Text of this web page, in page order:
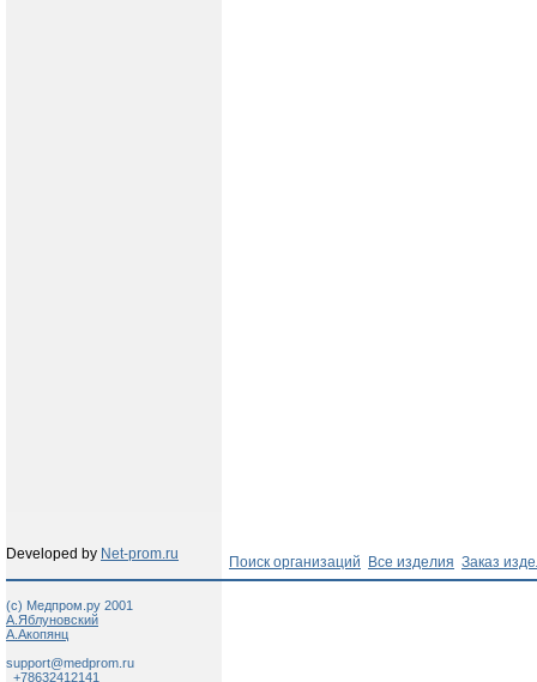
Developed by Net-prom.ru Поиск организаций Все изделия Заказ
(c) Медпром.ру 2001
А.Яблуновский
А.Акопянц
support@medprom.ru
+78632412141